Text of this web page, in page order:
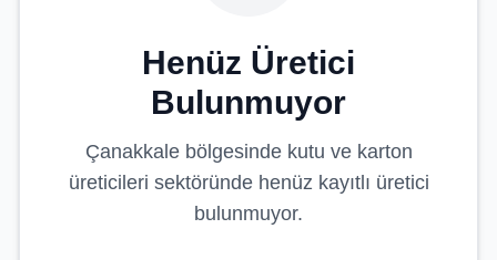
Henüz Üretici
Bulunmuyor
Çanakkalebölgesinde kutu ve karton
üreticileri sektöründe henüz kayıtlı üretici
bulunmuyor.